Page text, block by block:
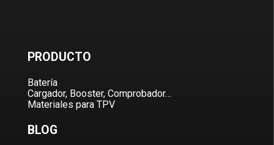
PRODUCTO
Batería
Cargador, Booster, Comprobador…
Materiales para TPV
BLOG